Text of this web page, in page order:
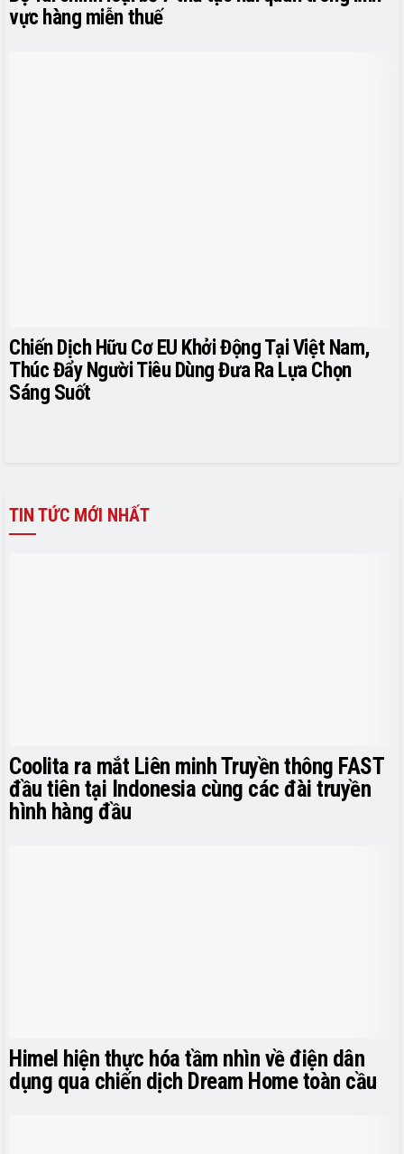
vực hàng miễn thuế
Chiến Dịch Hữu Cơ EU Khởi Động Tại Việt Nam,
Thúc Đẩy Người Tiêu Dùng Đưa Ra Lựa Chọn
Sáng Suốt
TIN TỨC MỚI NHẤT
Coolita ra mắt Liên minh Truyền thông FAST
đầu tiên tại Indonesia cùng các đài truyền
hình hàng đầu
Himel hiện thực hóa tầm nhìn về điện dân
dụng qua chiến dịch Dream Home toàn cầu